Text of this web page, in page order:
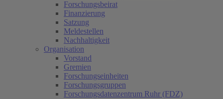
Forschungsbeirat
Finanzierung
Satzung
Meldestellen
Nachhaltigkeit
Organisation
Vorstand
Gremien
Forschungseinheiten
Forschungsgruppen
Forschungsdatenzentrum Ruhr (FDZ)